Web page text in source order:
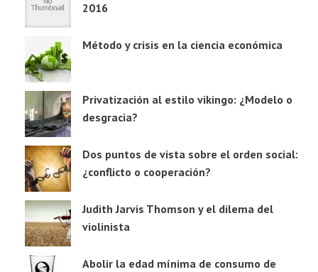
2016
Método y crisis en la ciencia económica
Privatización al estilo vikingo: ¿Modelo o
desgracia?
Dos puntos de vista sobre el orden social:
¿conflicto o cooperación?
Judith Jarvis Thomson y el dilema del
violinista
Abolir la edad mínima de consumo de